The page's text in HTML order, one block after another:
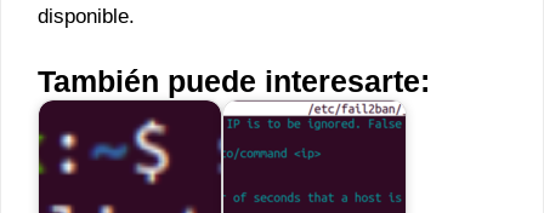
disponible.
También puede interesarte: